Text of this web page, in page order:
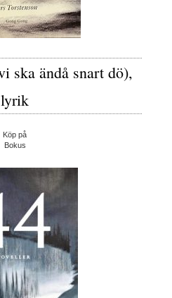
ska ändå snart dö),
lyrik
Köp på
Bokus